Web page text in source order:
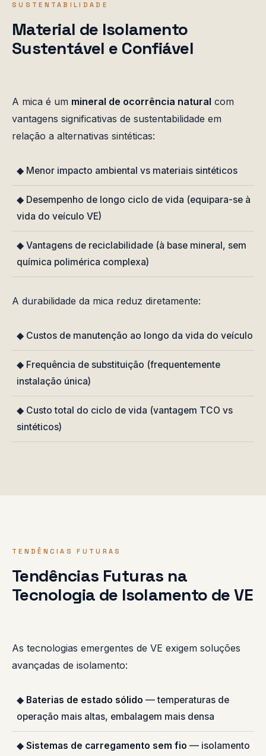
SUSTENTABILIDADE
Material de Isolamento
Sustentável e Confiável
A mica é um mineral de ocorrência natural com
vantagens significativas de sustentabilidade em
relação a alternativas sintéticas:
◆ Menor impacto ambiental vs materiais sintéticos
◆ Desempenho de longo ciclo de vida (equipara-se à
vida do veículo VE)
◆ Vantagens de reciclabilidade (à base mineral, sem
química polimérica complexa)
A durabilidade da mica reduz diretamente:
◆ Custos de manutenção ao longo da vida do veículo
◆ Frequência de substituição (frequentemente
instalação única)
◆ Custo total do ciclo de vida (vantagem TCO vs
sintéticos)
TENDÊNCIAS FUTURAS
Tendências Futuras na
Tecnologia de Isolamento de VE
As tecnologias emergentes de VE exigem soluções
avançadas de isolamento:
◆ Baterias de estado sólido — temperaturas de
operação mais altas, embalagem mais densa
◆ Sistemas de carregamento sem fio — isolamento